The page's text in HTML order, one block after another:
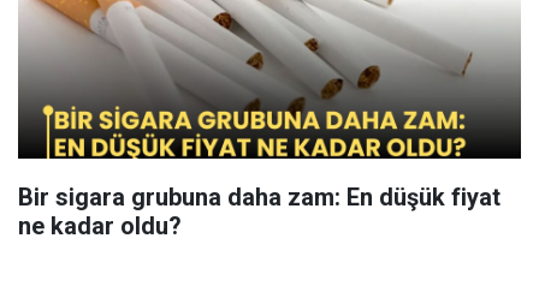
Bir sigara grubuna daha zam: En düşük fiyat
ne kadar oldu?